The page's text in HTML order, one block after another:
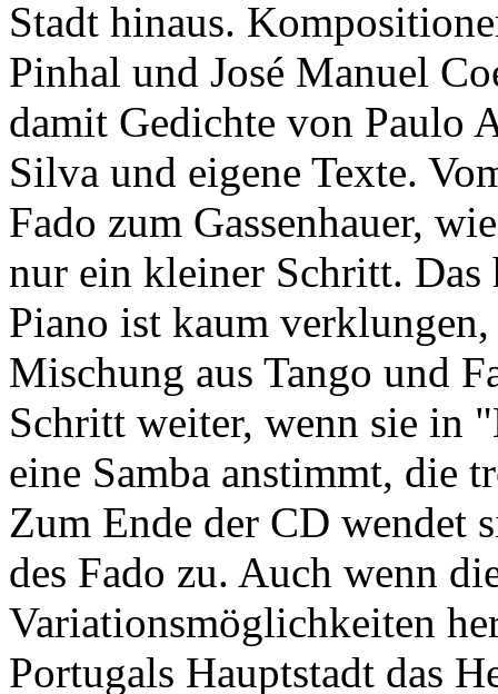
Stadt hinaus.
Pinhal und José Manuel
damit Gedichte von Paulo
Silva und eigene Texte.
Fado zum Gassenhauer,
nur ein kleiner Schritt. Das
Piano ist kaum
Mischung aus Tango und
Schritt weiter, wenn sie in
eine Samba anstimmt, die
Zum Ende der CD wendet
des Fado zu. Auch wenn
Variationsmöglichkeiten
Portugals Hauptstadt das